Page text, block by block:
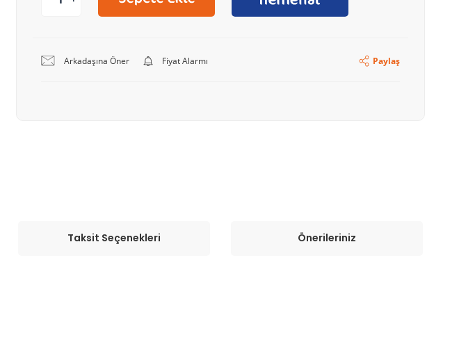
Arkadaşına Öner Fiyat Alarmı Paylaş
Taksit Seçenekleri Önerileriniz